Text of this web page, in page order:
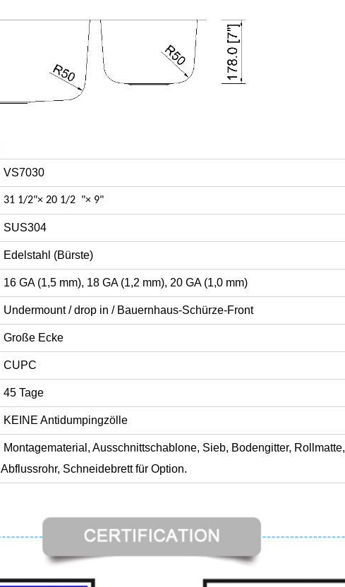
VS7030
31 1/2"× 20 1/2 "× 9"
SUS304
Edelstahl (Bürste)
16 GA (1,5 mm), 18 GA (1,2 mm), 20 GA (1,0 mm)
Undermount / drop in / Bauernhaus-Schürze-Front
Große Ecke
CUPC
45 Tage
KEINE Antidumpingzölle
Montagematerial, Ausschnittschablone, Sieb, Bodengitter, Rollmatte,
Abflussrohr, Schneidebrett für Option.